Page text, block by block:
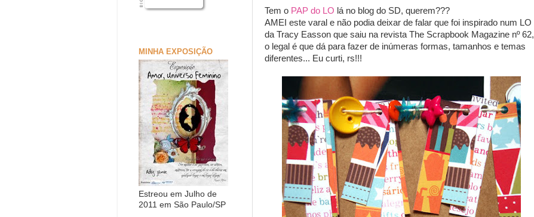
Tem o PAP do LO lá no blog do SD, querem???
AMEI este varal e não podia deixar de falar que foi inspirado num LO
da Tracy Easson que saiu na revista The Scrapbook Magazine nº 62,
o legal é que dá para fazer de inúmeras formas, tamanhos e temas
diferentes... Eu curti, rs!!!
MINHA EXPOSIÇÃO
Estreou em Julho de
2011 em São Paulo/SP